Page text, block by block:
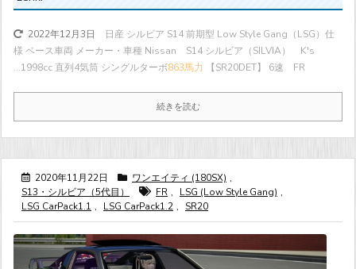
2022年12月3日
日産 シルビア S14 前期型 Low Style Gang（LSG）仕
様 ベース車両 メーカー・車種 Nissan S14 シルビア（SILVIA） K's
...1998cc 直列4気筒 シングルターボ863馬力 【SR20DET】 6速 FR
続きを読む
2020年11月22日 ワンエイティ (180SX) ,
S13・シルビア（5代目）
FR , LSG (Low Style Gang) ,
LSG CarPack1.1 , LSG CarPack1.2 , SR20